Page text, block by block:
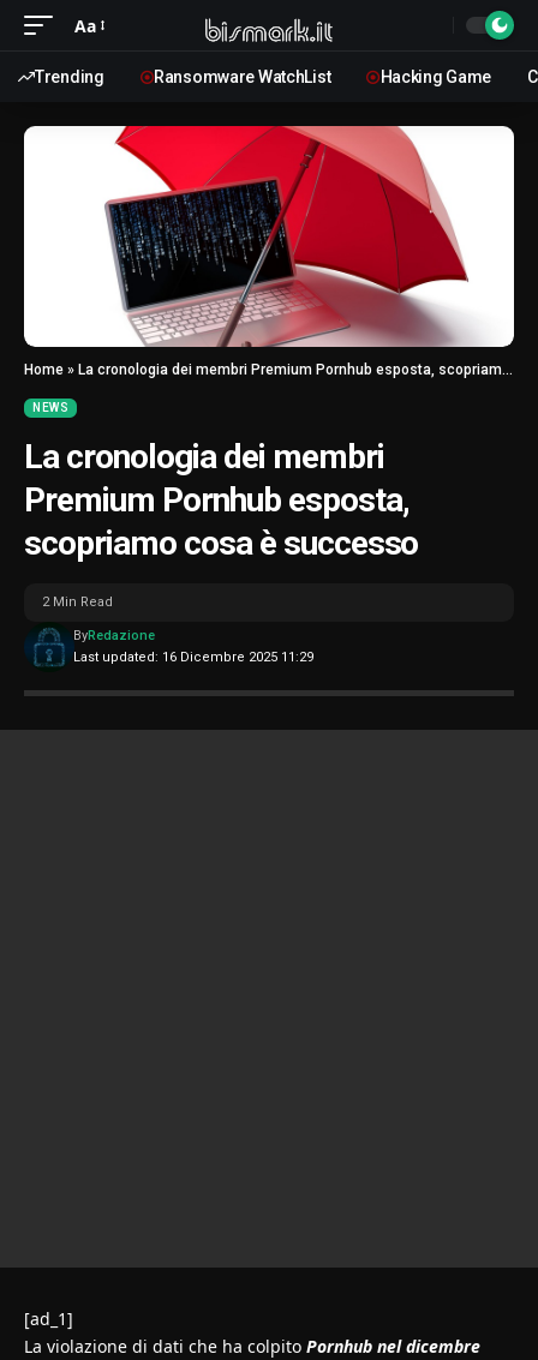
Aa
Trending Ransomware WatchList Hacking Game
Home » La cronologia dei membri Premium Pornhub esposta, scopriamo cosa è successo
NEWS
La cronologia dei membri
Premium Pornhub esposta,
scopriamo cosa è successo
Last updated: 16 Dicembre 2025 11:29
ByRedazione
2 Min Read
[ad_1]
La violazione di dati che ha colpito Pornhub nel dicembre